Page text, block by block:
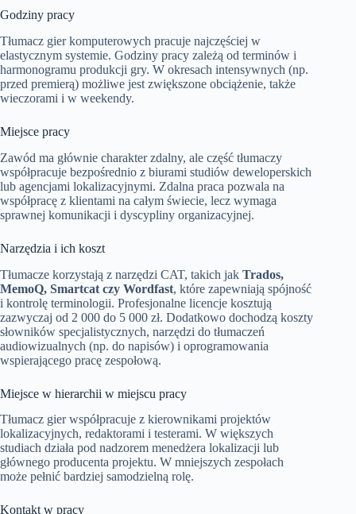
Godziny pracy
Tłumacz gier komputerowych pracuje najczęściej w
elastycznym systemie. Godziny pracy zależą od terminów i
harmonogramu produkcji gry. W okresach intensywnych (np.
przed premierą) możliwe jest zwiększone obciążenie, także
wieczorami i w weekendy.
Miejsce pracy
Zawód ma głównie charakter zdalny, ale część tłumaczy
współpracuje bezpośrednio z biurami studiów deweloperskich
lub agencjami lokalizacyjnymi. Zdalna praca pozwala na
współpracę z klientami na całym świecie, lecz wymaga
sprawnej komunikacji i dyscypliny organizacyjnej.
Narzędzia i ich koszt
Tłumacze korzystają z narzędzi CAT, takich jak Trados,
MemoQ, Smartcat czy Wordfast, które zapewniają spójność
i kontrolę terminologii. Profesjonalne licencje kosztują
zazwyczaj od 2 000 do 5 000 zł. Dodatkowo dochodzą koszty
słowników specjalistycznych, narzędzi do tłumaczeń
audiowizualnych (np. do napisów) i oprogramowania
wspierającego pracę zespołową.
Miejsce w hierarchii w miejscu pracy
Tłumacz gier współpracuje z kierownikami projektów
lokalizacyjnych, redaktorami i testerami. W większych
studiach działa pod nadzorem menedżera lokalizacji lub
głównego producenta projektu. W mniejszych zespołach
może pełnić bardziej samodzielną rolę.
Kontakt w pracy